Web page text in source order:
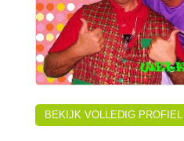
BEKIJK VOLLEDIG PROFIEL